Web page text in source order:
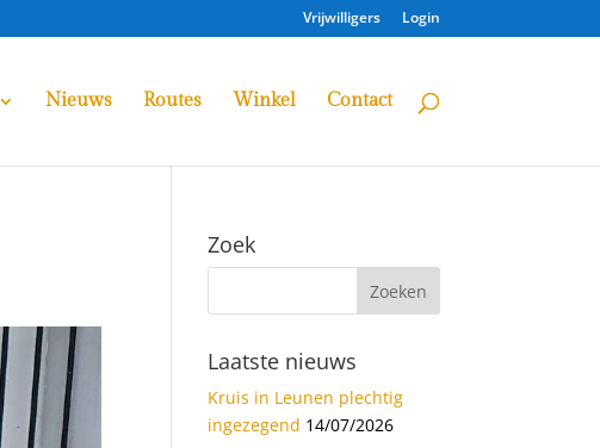
Vrijwilligers Login
Nieuws Routes Winkel Contact
Zoek
Laatste nieuws
Kruis in Leunen plechtig
ingezegend 14/07/2026